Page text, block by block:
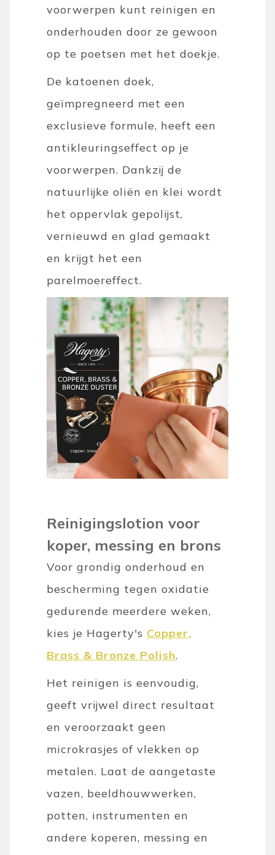
voorwerpen kunt reinigen en
onderhouden door ze gewoon
op te poetsen met het doekje.
De katoenen doek,
geïmpregneerd met een
exclusieve formule, heeft een
antikleuringseffect op je
voorwerpen. Dankzij de
natuurlijke oliën en klei wordt
het oppervlak gepolijst,
vernieuwd en glad gemaakt
en krijgt het een
parelmoereffect.
Reinigingslotion voor
koper, messing en brons
Voor grondig onderhoud en
bescherming tegen oxidatie
gedurende meerdere weken,
kies je Hagerty's Copper,
Brass & Bronze Polish.
Het reinigen is eenvoudig,
geeft vrijwel direct resultaat
en veroorzaakt geen
microkrasjes of vlekken op
metalen. Laat de aangetaste
vazen, beeldhouwwerken,
potten, instrumenten en
andere koperen, messing en